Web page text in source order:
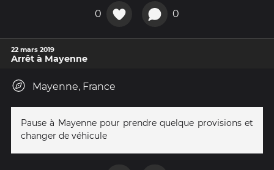
0 0
22 mars 2019
Arrêt à Mayenne
Mayenne, France
Pause à Mayenne pour prendre quelque provisions et
changer de véhicule